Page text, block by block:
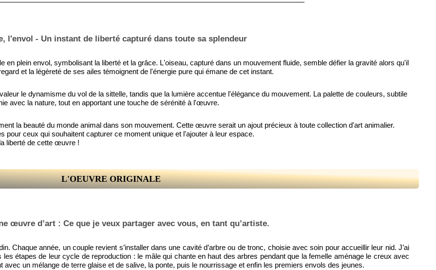
l'envol - Un instant de liberté capturé dans toute sa splendeur
en plein envol, symbolisant la liberté et la grâce. L'oiseau, capturé dans un mouvement fluide, semble défier la gravité alors qu'il
et la légèreté de ses ailes témoignent de l'énergie pure qui émane de cet instant.
le dynamisme du vol de la sittelle, tandis que la lumière accentue l'élégance du mouvement. La palette de couleurs, subtile
avec la nature, tout en apportant une touche de sérénité à l'œuvre.
la beauté du monde animal dans son mouvement. Cette œuvre serait un ajout précieux à toute collection d'art animalier.
pour ceux qui souhaitent capturer ce moment unique et l'ajouter à leur espace.
liberté de cette œuvre !
L'OEUVRE ORIGINALE
œuvre d’art : Ce que je veux partager avec vous, en tant qu’artiste.
Chaque année, un couple revient s’installer dans une cavité d’arbre ou de tronc, choisie avec soin pour accueillir leur nid. J’ai
étapes de leur cycle de reproduction : le mâle qui chante en haut des arbres pendant que la femelle aménage le creux avec
avec un mélange de terre glaise et de salive, la ponte, puis le nourrissage et enfin les premiers envols des jeunes.